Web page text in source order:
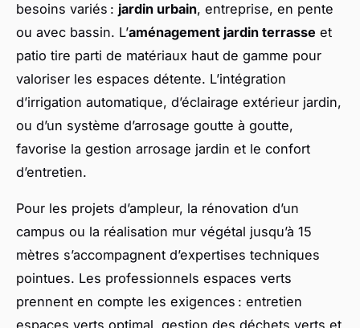
besoins variés : jardin urbain, entreprise, en pente
ou avec bassin. L’aménagement jardin terrasse et
patio tire parti de matériaux haut de gamme pour
valoriser les espaces détente. L’intégration
d’irrigation automatique, d’éclairage extérieur jardin,
ou d’un système d’arrosage goutte à goutte,
favorise la gestion arrosage jardin et le confort
d’entretien.
Pour les projets d’ampleur, la rénovation d’un
campus ou la réalisation mur végétal jusqu’à 15
mètres s’accompagnent d’expertises techniques
pointues. Les professionnels espaces verts
prennent en compte les exigences : entretien